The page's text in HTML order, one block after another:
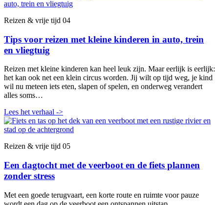
Reizen & vrije tijd 04
Tips voor reizen met kleine kinderen in auto, trein
en vliegtuig
Reizen met kleine kinderen kan heel leuk zijn. Maar eerlijk is eerlijk:
het kan ook net een klein circus worden. Jij wilt op tijd weg, je kind
wil nu meteen iets eten, slapen of spelen, en onderweg verandert
alles soms…
Lees het verhaal ->
Reizen & vrije tijd 05
Een dagtocht met de veerboot en de fiets plannen
zonder stress
Met een goede terugvaart, een korte route en ruimte voor pauze